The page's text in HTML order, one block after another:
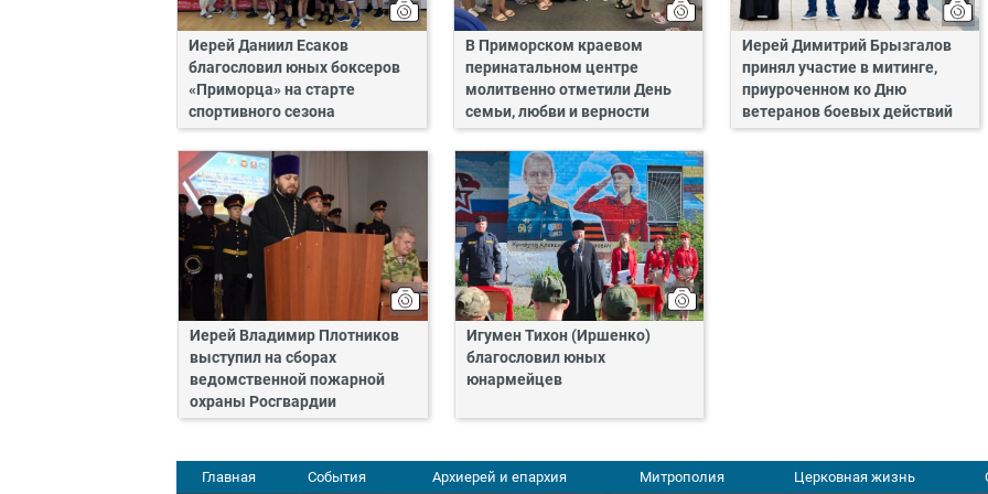
Иерей Даниил Есаков
благословил юных боксеров
«Приморца» на старте
спортивного сезона
В Приморском краевом
перинатальном центре
молитвенно отметили День
семьи, любви и верности
Иерей Димитрий Брызгалов
принял участие в митинге,
приуроченном ко Дню
ветеранов боевых действий
Иерей Владимир Плотников
выступил на сборах
ведомственной пожарной
охраны Росгвардии
Игумен Тихон (Иршенко)
благословил юных
юнармейцев
Главная События Архиерей и епархия Митрополия Церковная жизнь